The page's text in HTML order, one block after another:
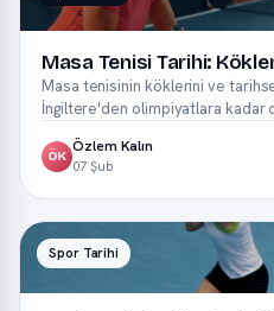
Masa Tenisi Tarihi:
Masa tenisinin köklerini ve
İngiltere'den olimpiyatlara kadar
ÖK
Özlem Kalın
07 Şub
Spor Tarihi